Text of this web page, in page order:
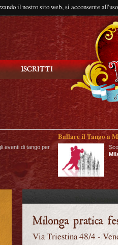
il nostro sito web, si acconsente
eventi di tango per
Ballare il Tango a
Via Triestina 48/4 -